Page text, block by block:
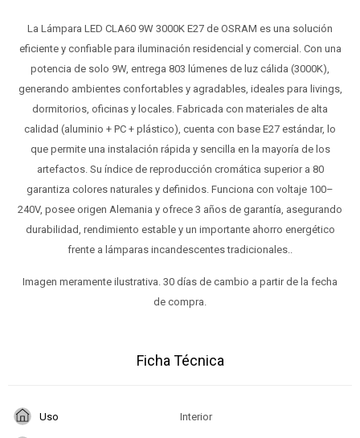
La Lámpara LED CLA60 9W 3000K E27 de OSRAM es una solución
eficiente y confiable para iluminación residencial y comercial. Con una
potencia de solo 9W, entrega 803 lúmenes de luz cálida (3000K),
generando ambientes confortables y agradables, ideales para livings,
dormitorios, oficinas y locales. Fabricada con materiales de alta
calidad (aluminio + PC + plástico), cuenta con base E27 estándar, lo
que permite una instalación rápida y sencilla en la mayoría de los
artefactos. Su índice de reproducción cromática superior a 80
garantiza colores naturales y definidos. Funciona con voltaje 100–
240V, posee origen Alemania y ofrece 3 años de garantía, asegurando
durabilidad, rendimiento estable y un importante ahorro energético
frente a lámparas incandescentes tradicionales..
Imagen meramente ilustrativa. 30 días de cambio a partir de la fecha
de compra.
Ficha Técnica
Uso Interior